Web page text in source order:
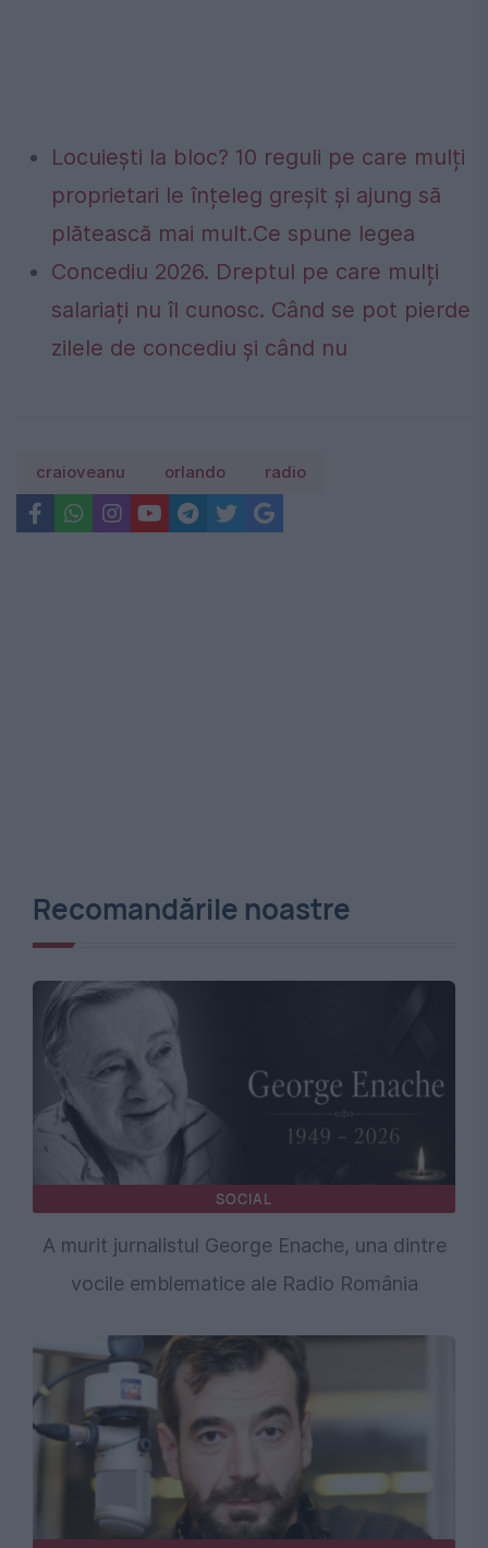
Locuiești la bloc? 10 reguli pe care mulți
proprietari le înțeleg greșit și ajung să
plătească mai mult.Ce spune legea
Concediu 2026. Dreptul pe care mulți
salariați nu îl cunosc. Când se pot pierde
zilele de concediu și când nu
craioveanu orlando radio
Recomandările noastre
SOCIAL
A murit jurnalistul George Enache, una dintre
vocile emblematice ale Radio România